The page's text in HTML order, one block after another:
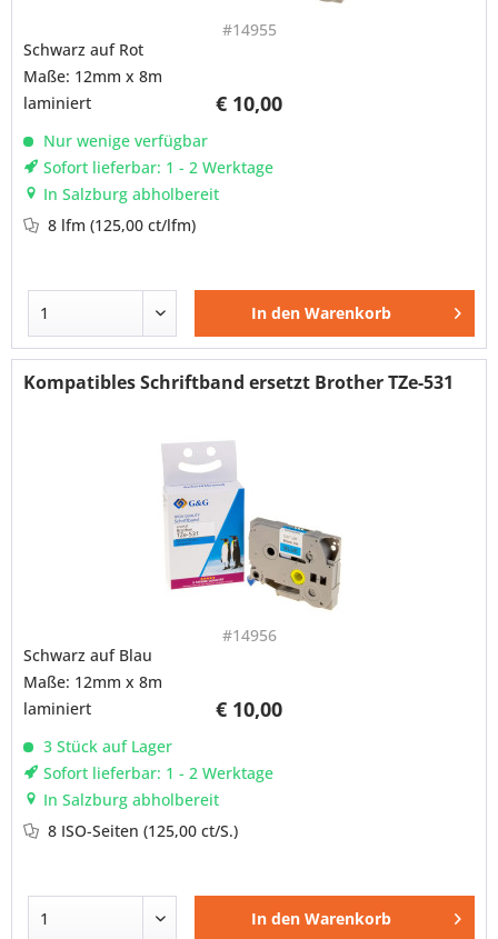
#14955
€ 10,00
Schwarz auf Rot
Maße: 12mm x 8m
laminiert
Nur wenige verfügbar
Sofort lieferbar: 1 - 2 Werktage
In Salzburg abholbereit
8 lfm(125,00 ct/lfm)
In den Warenkorb
Kompatibles Schriftband ersetzt Brother TZe-531
#14956
€ 10,00
Schwarz auf Blau
Maße: 12mm x 8m
laminiert
3 Stück auf Lager
Sofort lieferbar: 1 - 2 Werktage
In Salzburg abholbereit
8 ISO-Seiten(125,00 ct/S.)
In den Warenkorb